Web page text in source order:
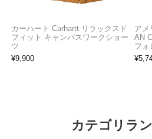
カーハート Carhartt リラックスド
フィット キャンバスワークショー
ツ
¥9,900
アメ
AN
フォ
¥
カテゴリラ